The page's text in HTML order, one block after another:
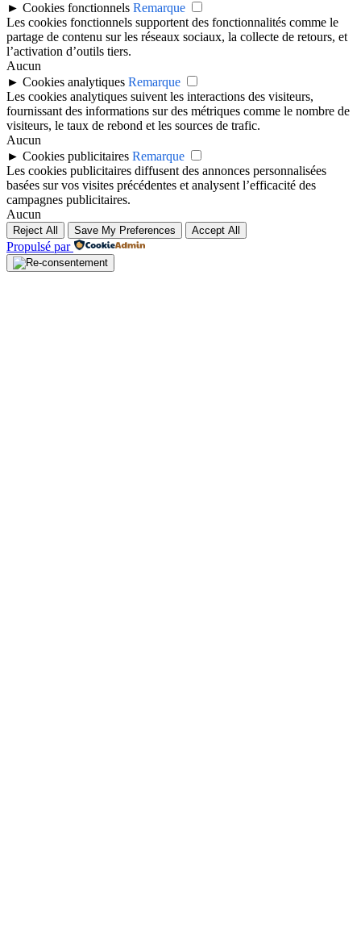
► Cookies fonctionnels Remarque
Les cookies fonctionnels supportent des fonctionnalités comme le
partage de contenu sur les réseaux sociaux, la collecte de retours, et
l’activation d’outils tiers.
Aucun
► Cookies analytiques Remarque
Les cookies analytiques suivent les interactions des visiteurs,
fournissant des informations sur des métriques comme le nombre de
visiteurs, le taux de rebond et les sources de trafic.
Aucun
► Cookies publicitaires Remarque
Les cookies publicitaires diffusent des annonces personnalisées
basées sur vos visites précédentes et analysent l’efficacité des
campagnes publicitaires.
Aucun
Reject All Save My Preferences Accept All
Propulsé par